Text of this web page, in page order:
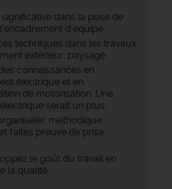
dans la pose de
d'équipe
techniques dans les travaux
extérieur, paysagé
connaissances en
électrique et en
de motorisation. Une
serait un plus
méthodique,
faites preuve de prise
le goût du travail en
la qualité